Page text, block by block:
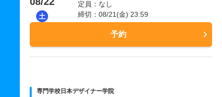
土
定員：なし
締切：08/21(金) 23:59
予約
専門学校日本デザイナー学院